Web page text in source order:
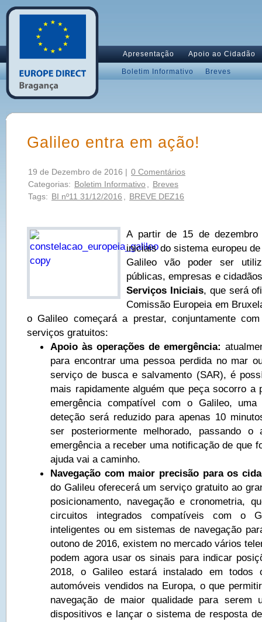
Apresentação Apoio ao Cidadão
Boletim Informativo Breves
Galileo entra em ação!
19 de Dezembro de 2016 | 0 Comentários
Categorias: Boletim Informativo
Breves
Tags: BI nº11 31/12/2016 BREVE DEZ16
A partir de 15 de
iniciais do sistema europeu
Galileo vão poder ser
públicas, empresas e
Serviços Iniciais, que será
Comissão Europeia em
o Galileo começará a prestar, conjuntamente
serviços gratuitos:
Apoio às operações de emergência:
para encontrar uma pessoa perdida no mar
serviço de busca e salvamento (SAR), é
mais rapidamente alguém que peça socorro a
emergência compatível com o Galileo,
deteção será reduzido para apenas 10
ser posteriormente melhorado, passando o
emergência a receber uma notificação de que
ajuda vai a caminho.
Navegação com maior precisão para os
do Galileu oferecerá um serviço gratuito ao
posicionamento, navegação e cronometria,
circuitos integrados compatíveis com o
inteligentes ou em sistemas de navegação
outono de 2016, existem no mercado vários
podem agora usar os sinais para indicar
2018, o Galileo estará instalado em todos
automóveis vendidos na Europa, o que
navegação de maior qualidade para serem
dispositivos e lançar o sistema de resposta